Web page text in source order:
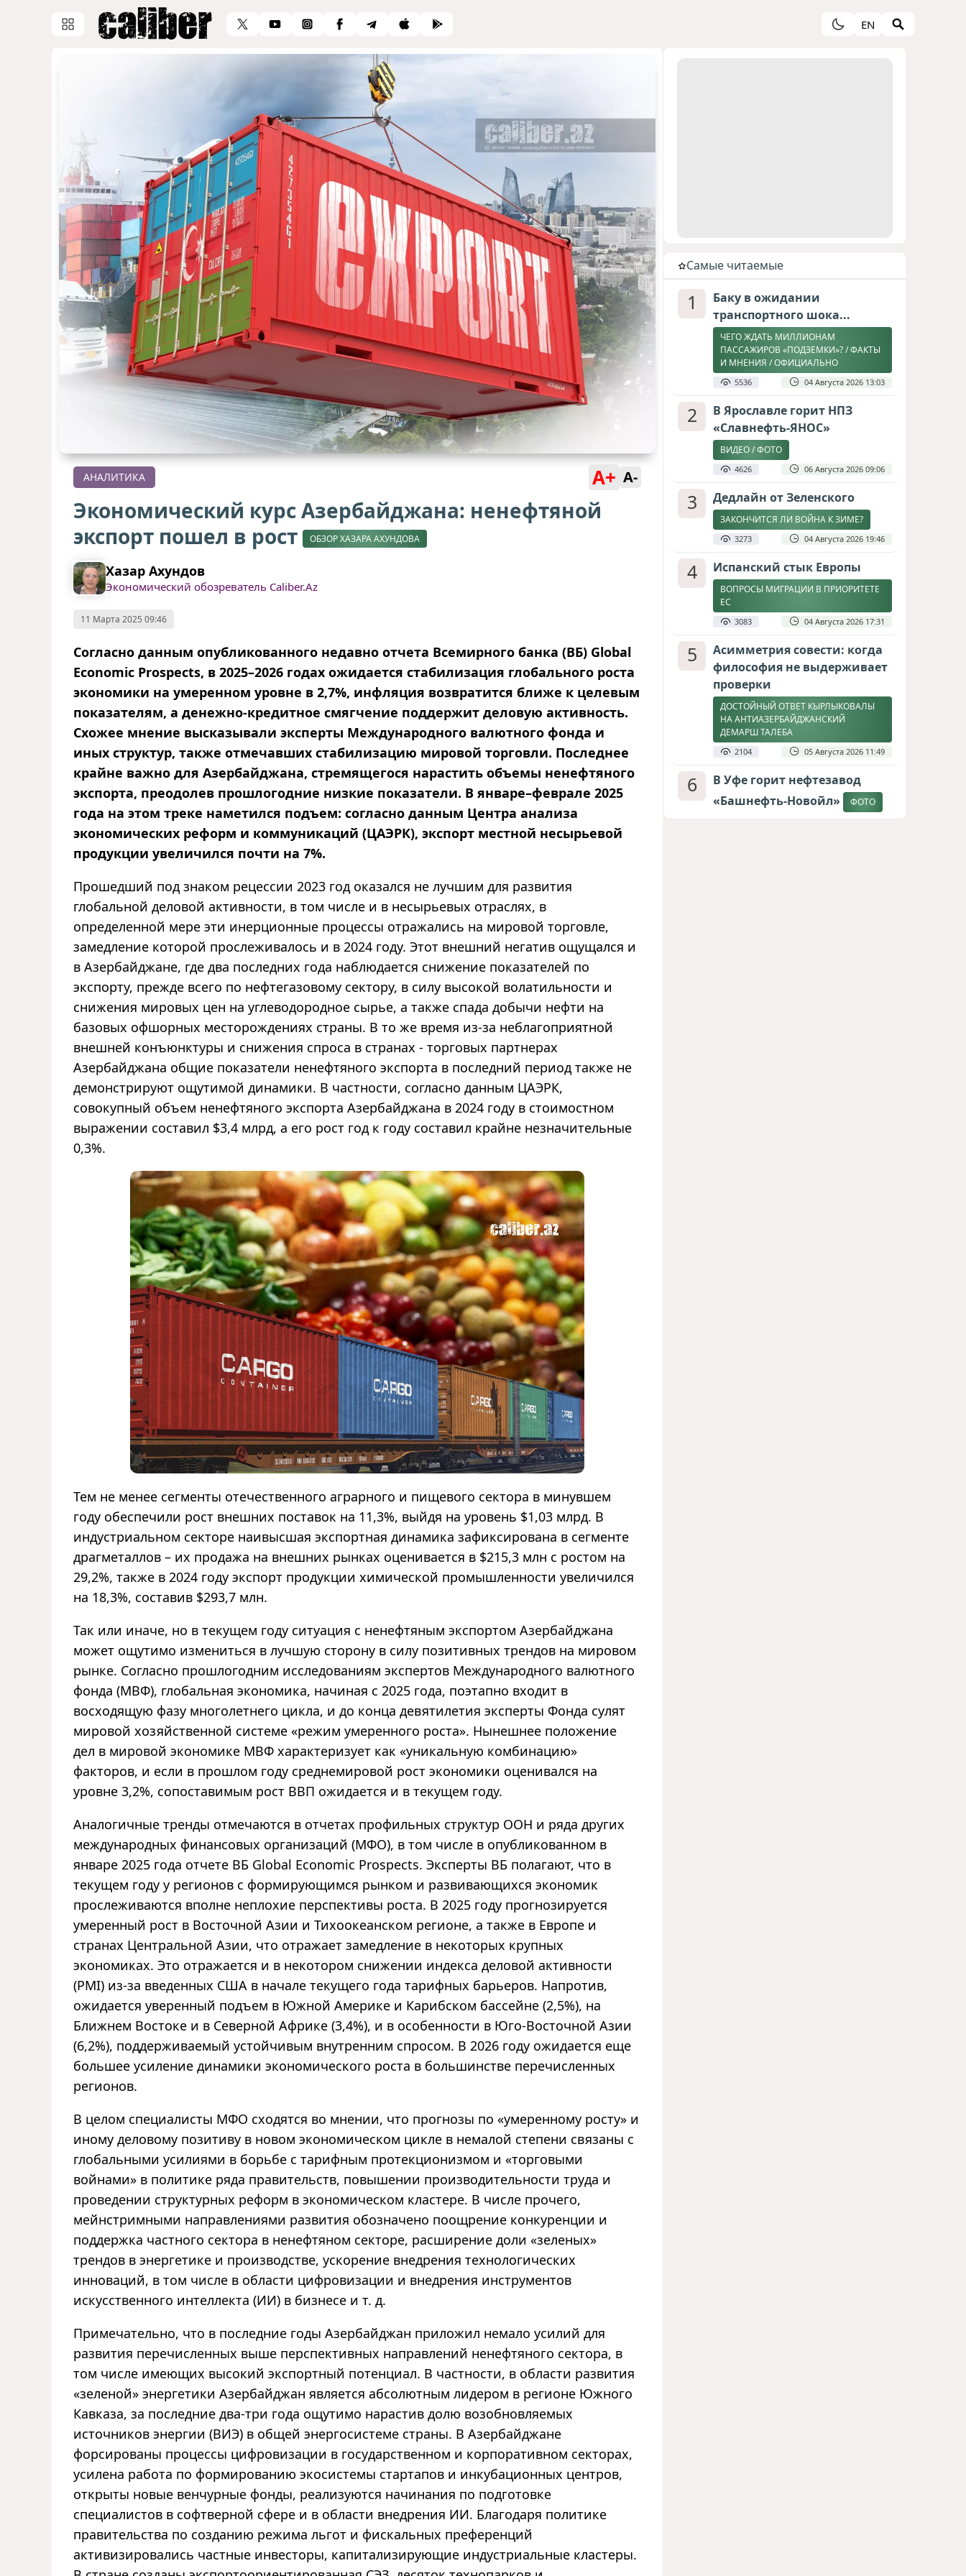
EN
АНАЛИТИКА A+ A-
Экономический курс Азербайджана: ненефтяной
экспорт пошел в рост
ОБЗОР ХАЗАРА АХУНДОВА
Хазар Ахундов
Экономический обозреватель Caliber.Az
11 Марта 2025 09:46
Согласно данным опубликованного недавно отчета Всемирного банка (ВБ) Global
Economic Prospects, в 2025–2026 годах ожидается стабилизация глобального роста
экономики на умеренном уровне в 2,7%, инфляция возвратится ближе к целевым
показателям, а денежно-кредитное смягчение поддержит деловую активность.
Схожее мнение высказывали эксперты Международного валютного фонда и
иных структур, также отмечавших стабилизацию мировой торговли. Последнее
крайне важно для Азербайджана, стремящегося нарастить объемы ненефтяного
экспорта, преодолев прошлогодние низкие показатели. В январе–феврале 2025
года на этом треке наметился подъем: согласно данным Центра анализа
экономических реформ и коммуникаций (ЦАЭРК), экспорт местной несырьевой
продукции увеличился почти на 7%.
Прошедший под знаком рецессии 2023 год оказался не лучшим для развития
глобальной деловой активности, в том числе и в несырьевых отраслях, в
определенной мере эти инерционные процессы отражались на мировой торговле,
замедление которой прослеживалось и в 2024 году. Этот внешний негатив ощущался и
в Азербайджане, где два последних года наблюдается снижение показателей по
экспорту, прежде всего по нефтегазовому сектору, в силу высокой волатильности и
снижения мировых цен на углеводородное сырье, а также спада добычи нефти на
базовых офшорных месторождениях страны. В то же время из-за неблагоприятной
внешней конъюнктуры и снижения спроса в странах - торговых партнерах
Азербайджана общие показатели ненефтяного экспорта в последний период также не
демонстрируют ощутимой динамики. В частности, согласно данным ЦАЭРК,
совокупный объем ненефтяного экспорта Азербайджана в 2024 году в стоимостном
выражении составил $3,4 млрд, а его рост год к году составил крайне незначительные
0,3%.
Тем не менее сегменты отечественного аграрного и пищевого сектора в минувшем
году обеспечили рост внешних поставок на 11,3%, выйдя на уровень $1,03 млрд. В
индустриальном секторе наивысшая экспортная динамика зафиксирована в сегменте
драгметаллов – их продажа на внешних рынках оценивается в $215,3 млн с ростом на
29,2%, также в 2024 году экспорт продукции химической промышленности увеличился
на 18,3%, составив $293,7 млн.
Так или иначе, но в текущем году ситуация с ненефтяным экспортом Азербайджана
может ощутимо измениться в лучшую сторону в силу позитивных трендов на мировом
рынке. Согласно прошлогодним исследованиям экспертов Международного валютного
фонда (МВФ), глобальная экономика, начиная с 2025 года, поэтапно входит в
восходящую фазу многолетнего цикла, и до конца девятилетия эксперты Фонда сулят
мировой хозяйственной системе «режим умеренного роста». Нынешнее положение
дел в мировой экономике МВФ характеризует как «уникальную комбинацию»
факторов, и если в прошлом году среднемировой рост экономики оценивался на
уровне 3,2%, сопоставимым рост ВВП ожидается и в текущем году.
Аналогичные тренды отмечаются в отчетах профильных структур ООН и ряда других
международных финансовых организаций (МФО), в том числе в опубликованном в
январе 2025 года отчете ВБ Global Economic Prospects. Эксперты ВБ полагают, что в
текущем году у регионов с формирующимся рынком и развивающихся экономик
прослеживаются вполне неплохие перспективы роста. В 2025 году прогнозируется
умеренный рост в Восточной Азии и Тихоокеанском регионе, а также в Европе и
странах Центральной Азии, что отражает замедление в некоторых крупных
экономиках. Это отражается и в некотором снижении индекса деловой активности
(PMI) из-за введенных США в начале текущего года тарифных барьеров. Напротив,
ожидается уверенный подъем в Южной Америке и Карибском бассейне (2,5%), на
Ближнем Востоке и в Северной Африке (3,4%), и в особенности в Юго-Восточной Азии
(6,2%), поддерживаемый устойчивым внутренним спросом. В 2026 году ожидается еще
большее усиление динамики экономического роста в большинстве перечисленных
регионов.
В целом специалисты МФО сходятся во мнении, что прогнозы по «умеренному росту» и
иному деловому позитиву в новом экономическом цикле в немалой степени связаны с
глобальными усилиями в борьбе с тарифным протекционизмом и «торговыми
войнами» в политике ряда правительств, повышении производительности труда и
проведении структурных реформ в экономическом кластере. В числе прочего,
мейнстримными направлениями развития обозначено поощрение конкуренции и
поддержка частного сектора в ненефтяном секторе, расширение доли «зеленых»
трендов в энергетике и производстве, ускорение внедрения технологических
инноваций, в том числе в области цифровизации и внедрения инструментов
искусственного интеллекта (ИИ) в бизнесе и т. д.
Примечательно, что в последние годы Азербайджан приложил немало усилий для
развития перечисленных выше перспективных направлений ненефтяного сектора, в
том числе имеющих высокий экспортный потенциал. В частности, в области развития
«зеленой» энергетики Азербайджан является абсолютным лидером в регионе Южного
Кавказа, за последние два-три года ощутимо нарастив долю возобновляемых
источников энергии (ВИЭ) в общей энергосистеме страны. В Азербайджане
форсированы процессы цифровизации в государственном и корпоративном секторах,
усилена работа по формированию экосистемы стартапов и инкубационных центров,
открыты новые венчурные фонды, реализуются начинания по подготовке
специалистов в софтверной сфере и в области внедрения ИИ. Благодаря политике
правительства по созданию режима льгот и фискальных преференций
активизировались частные инвесторы, капитализирующие индустриальные кластеры.
Cамые читаемые
1
Баку в ожидании
транспортного шока...
ЧЕГО ЖДАТЬ МИЛЛИОНАМ
ПАССАЖИРОВ «ПОДЗЕМКИ»? / ФАКТЫ
И МНЕНИЯ / ОФИЦИАЛЬНО
5536 04 Августа 2026 13:03
2
В Ярославле горит НПЗ
«Славнефть-ЯНОС»
ВИДЕО / ФОТО
4626 06 Августа 2026 09:06
3 Дедлайн от Зеленского
ЗАКОНЧИТСЯ ЛИ ВОЙНА К ЗИМЕ?
3273 04 Августа 2026 19:46
4 Испанский стык Европы
ВОПРОСЫ МИГРАЦИИ В ПРИОРИТЕТЕ
ЕС
3083 04 Августа 2026 17:31
5
Асимметрия совести: когда
философия не выдерживает
проверки
ДОСТОЙНЫЙ ОТВЕТ КЫРЛЫКОВАЛЫ
НА АНТИАЗЕРБАЙДЖАНСКИЙ
ДЕМАРШ ТАЛЕБА
2104 05 Августа 2026 11:49
6
В Уфе горит нефтезавод
«Башнефть-Новойл»
ФОТО